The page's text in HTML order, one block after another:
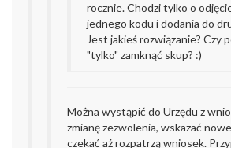
rocznie. Chodzi tylko o
jednego kodu i dodania do
Jest jakieś rozwiązanie? Czy
"tylko" zamknąć skup? :)
Można wystąpić do Urzędu z
zmianę zezwolenia, wskazać
czekać aż rozpatrzą wniosek.